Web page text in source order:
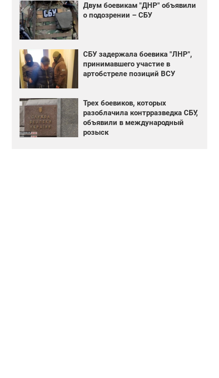
Двум боевикам "ДНР" объявили
о подозрении – СБУ
СБУ задержала боевика "ЛНР",
принимавшего участие в
артобстреле позиций ВСУ
Трех боевиков, которых
разоблачила контрразведка СБУ,
объявили в международный
розыск